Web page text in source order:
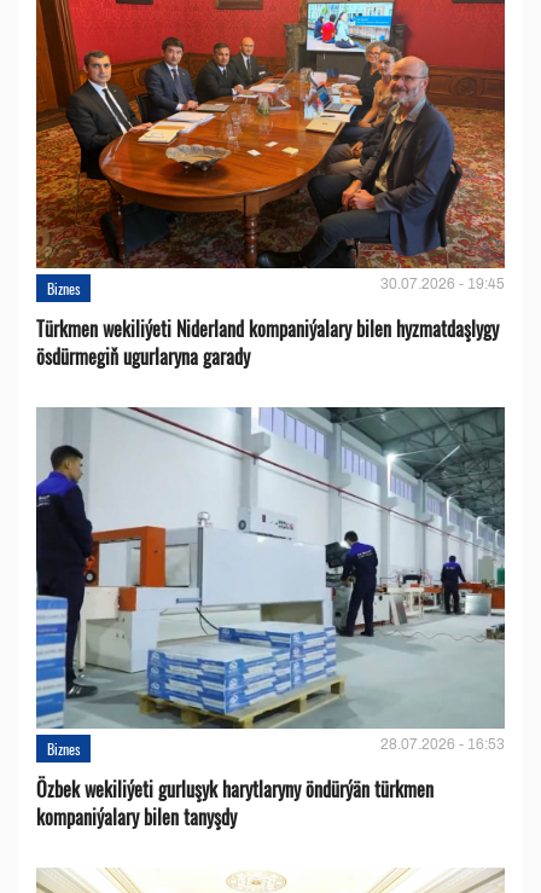
Biznes 30.07.2026 - 19:45
Türkmen wekiliýeti Niderland kompaniýalary bilen hyzmatdaşlygy
ösdürmegiň ugurlaryna garady
Biznes 28.07.2026 - 16:53
Özbek wekiliýeti gurluşyk harytlaryny öndürýän türkmen
kompaniýalary bilen tanyşdy